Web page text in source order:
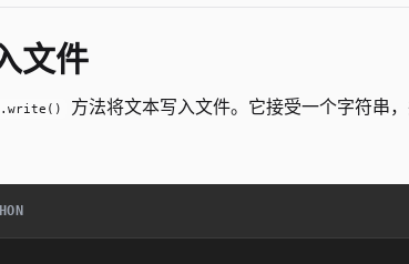
文件
.write() 方法将文本写入文件。它接受一个字符串